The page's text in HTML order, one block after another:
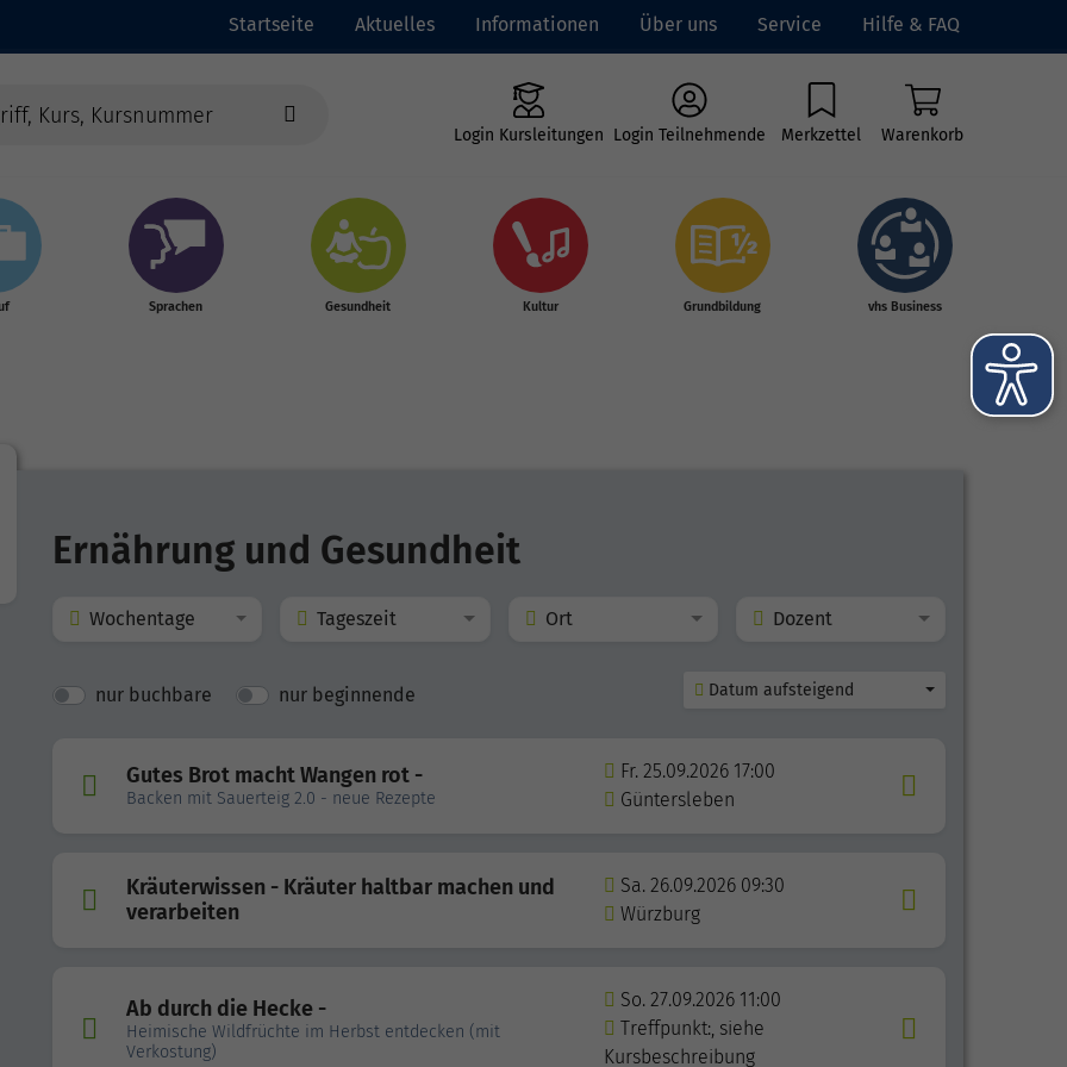
Startseite Aktuelles Informationen Über uns Service Hilfe & FAQ
Login Kursleitungen Login Teilnehmende Merkzettel Warenkorb
Sprachen Gesundheit Kultur Grundbildung vhs Business
Ernährung und Gesundheit
Wochentage Tageszeit Ort Dozent
nur buchbare nur beginnende Datum aufsteigend
Gutes Brot macht Wangen rot -
Backen mit Sauerteig 2.0 - neue Rezepte
Fr. 25.09.2026 17:00
Güntersleben
Kräuterwissen - Kräuter haltbar machen und
verarbeiten
Sa. 26.09.2026 09:30
Würzburg
Ab durch die Hecke -
Heimische Wildfrüchte im Herbst entdecken (mit
Verkostung)
So. 27.09.2026 11:00
Treffpunkt:, siehe
Kursbeschreibung